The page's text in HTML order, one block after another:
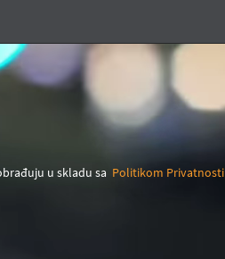
u skladu sa Politikom Privatnosti